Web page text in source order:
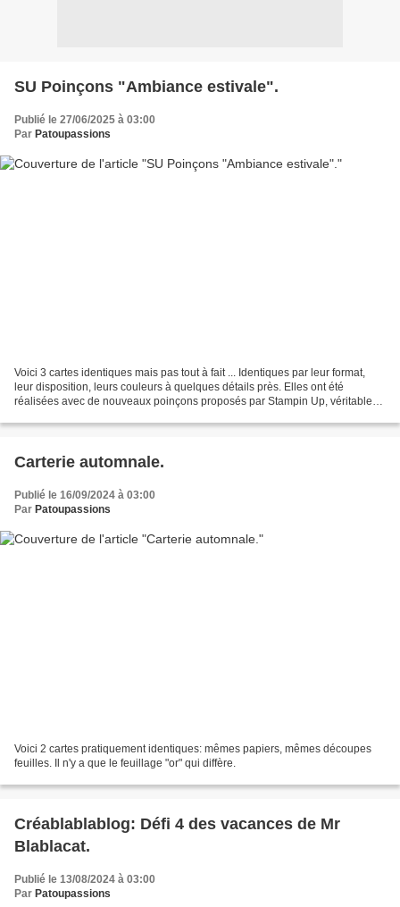
SU Poinçons "Ambiance estivale".
Publié le 27/06/2025 à 03:00
Par Patoupassions
Voici 3 cartes identiques mais pas tout à fait ... Identiques par leur format,
leur disposition, leurs couleurs à quelques détails près. Elles ont été
réalisées avec de nouveaux poinçons proposés par Stampin Up, véritable
Carterie automnale.
Publié le 16/09/2024 à 03:00
Par Patoupassions
Voici 2 cartes pratiquement identiques: mêmes papiers, mêmes découpes
feuilles. Il n'y a que le feuillage "or" qui diffère.
Créablablablog: Défi 4 des vacances de Mr
Blablacat.
Publié le 13/08/2024 à 03:00
Par Patoupassions